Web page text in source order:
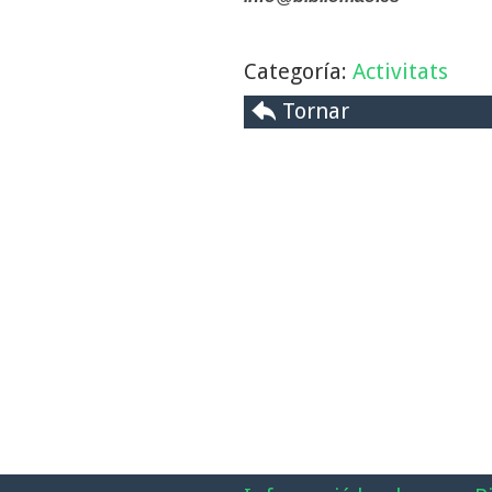
Categoría: Activitats
Tornar